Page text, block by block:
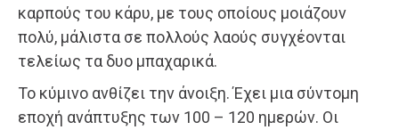
καρπούς του κάρυ, με τους οποίους μοιάζουν
πολύ, μάλιστα σε πολλούς λαούς συγχέονται
τελείως τα δυο μπαχαρικά.
Το κύμινο ανθίζει την άνοιξη. Έχει μια σύντομη
εποχή ανάπτυξης των 100 – 120 ημερών. Οι